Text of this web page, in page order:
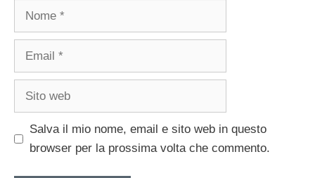
Nome
Email
Sito
Salva il mio nome, email e sito web in questo
browser per la prossima volta che commento.